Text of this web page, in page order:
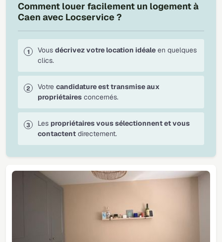
Comment louer facilement un logement à
Caen avec Locservice ?
Vous décrivez votre location idéale en quelques
clics.
Votre candidature est transmise aux
propriétaires concernés.
Les propriétaires vous sélectionnent et vous
contactent directement.